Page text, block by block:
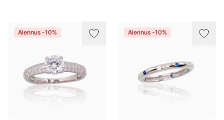
Alennus -10% Alennus -10%